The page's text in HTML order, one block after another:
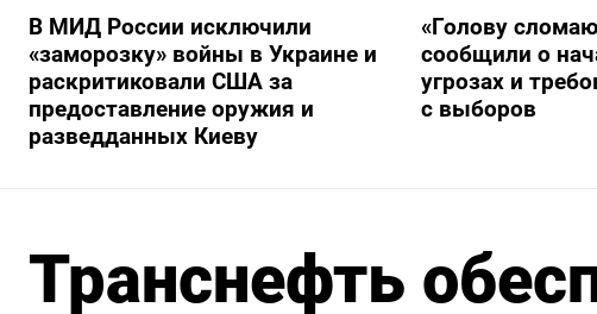
В МИД России исключили
«заморозку» войны в Украине и
раскритиковали США за
предоставление оружия и
разведданных Киеву
«Голову
сообщили о
угрозах и
с выборов
Транснефть